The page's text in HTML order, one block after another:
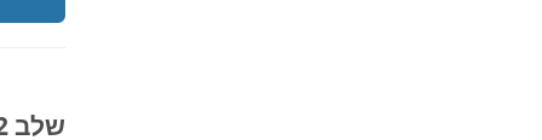
שלב 2: התקנה